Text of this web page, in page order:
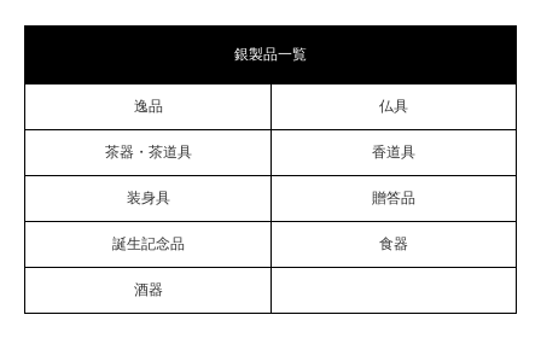
銀製品一覧
逸品 仏具
茶器・茶道具 香道具
装身具 贈答品
誕生記念品 食器
酒器